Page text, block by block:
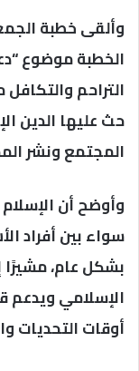
وألقى خطبة
الخطبة موضوع
التراحم
حث عليها الدين
المجتمع ونشر
وأوضح أن
سواء بين أفراد
بشكل عام،
الإسلامي ويدعم
أوقات التحديات